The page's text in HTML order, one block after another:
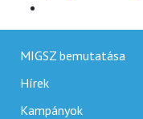
MIGSZ bemutatása
Hírek
Kampányok